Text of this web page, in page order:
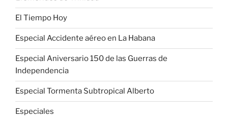
El Tiempo Hoy
Especial Accidente aéreo en La Habana
Especial Aniversario 150 de las Guerras de
Independencia
Especial Tormenta Subtropical Alberto
Especiales